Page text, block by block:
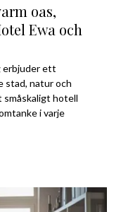
oas,
Ewa och
erbjuder ett
stad, natur och
småskaligt hotell
i varje